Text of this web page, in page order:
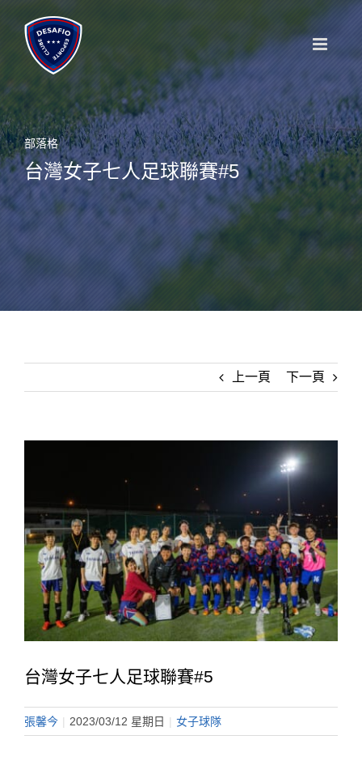
content
部落格
台灣女子七人足球聯賽#5
上一頁 下一頁
台灣女子七人足球聯賽#5
張馨今 | 2023/03/12 星期日 | 女子球隊